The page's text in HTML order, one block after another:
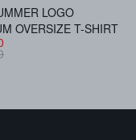
LOGO
OVERSIZE T-SHIRT